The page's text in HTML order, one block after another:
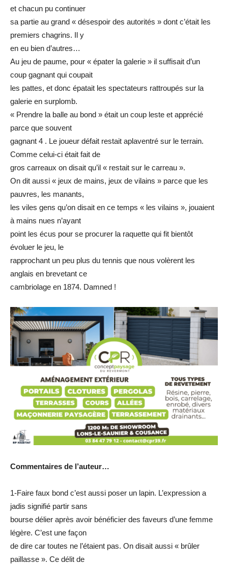
et chacun pu continuer
sa partie au grand « désespoir des autorités » dont c’était les
premiers chagrins. Il y
en eu bien d’autres…
Au jeu de paume, pour « épater la galerie » il suffisait d’un
coup gagnant qui coupait
les pattes, et donc épatait les spectateurs rattroupés sur la
galerie en surplomb.
« Prendre la balle au bond » était un coup leste et apprécié
parce que souvent
gagnant 4 . Le joueur défait restait aplaventré sur le terrain.
Comme celui-ci était fait de
gros carreaux on disait qu’il « restait sur le carreau ».
On dit aussi « jeux de mains, jeux de vilains » parce que les
pauvres, les manants,
les viles gens qu’on disait en ce temps « les vilains », jouaient
à mains nues n’ayant
point les écus pour se procurer la raquette qui fit bientôt
évoluer le jeu, le
rapprochant un peu plus du tennis que nous volèrent les
anglais en brevetant ce
cambriolage en 1874. Damned !
Commentaires de l’auteur…
1-Faire faux bond c’est aussi poser un lapin. L’expression a
jadis signifié partir sans
bourse délier après avoir bénéficier des faveurs d’une femme
légère. C’est une façon
de dire car toutes ne l’étaient pas. On disait aussi « brûler
paillasse ». Ce délit de